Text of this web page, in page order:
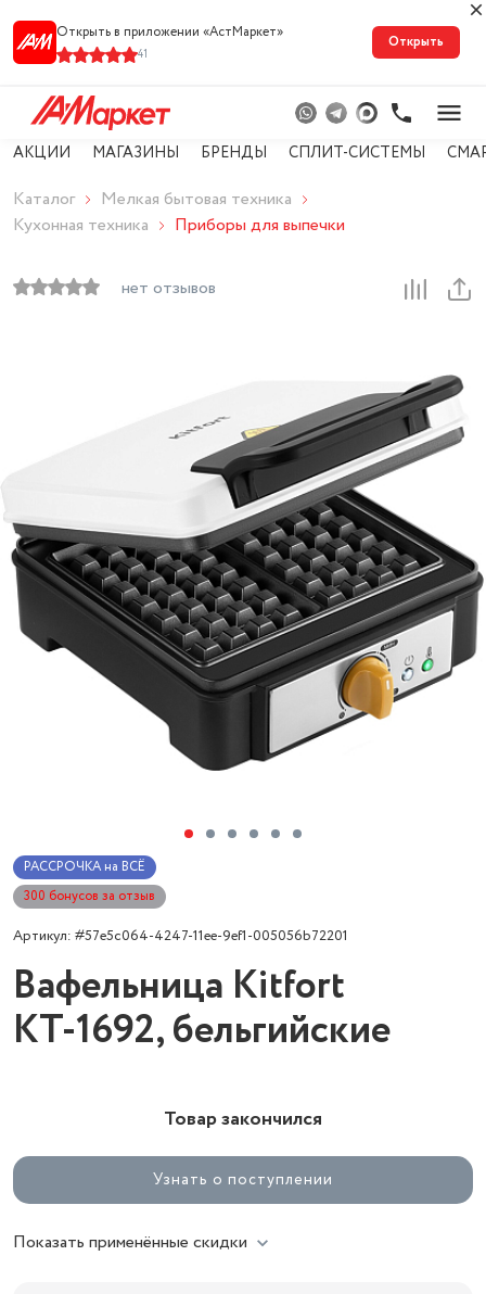
Открыть в приложении «АстМарке‪т‬»
41
Открыть
АКЦИИ МАГАЗИНЫ БРЕНДЫ СПЛИТ-СИСТЕМЫ
Каталог
Мелкая бытовая техника
Кухонная техника
Приборы для выпечки
нет отзывов
РАССРОЧКА на ВСЁ
300 бонусов за отзыв
Артикул: #57e5c064-4247-11ee-9ef1-005056b72201
Вафельница Kitfort
КТ-1692, бельгийские
Товар закончился
Узнать о поступлении
Показать применённые скидки